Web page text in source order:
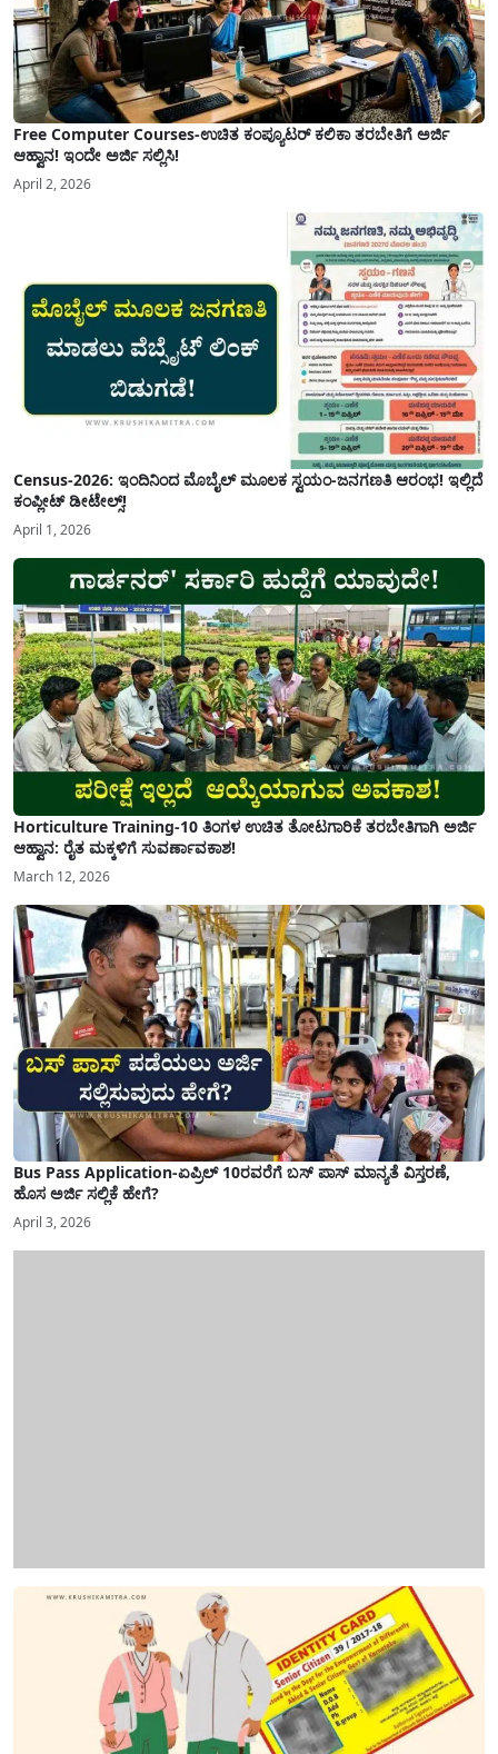
Free Computer Courses-ಉಚಿತ ಕಂಪ್ಯೂಟರ್ ಕಲಿಕಾ ತರಬೇತಿಗೆ ಅರ್ಜಿ
ಆಹ್ವಾನ! ಇಂದೇ ಅರ್ಜಿ ಸಲ್ಲಿಸಿ!
April 2, 2026
Census-2026: ಇಂದಿನಿಂದ ಮೊಬೈಲ್ ಮೂಲಕ ಸ್ವಯಂ-ಜನಗಣತಿ ಆರಂಭ! ಇಲ್ಲಿದೆ
ಕಂಪ್ಲೀಟ್ ಡೀಟೇಲ್ಸ್!
April 1, 2026
Horticulture Training-10 ತಿಂಗಳ ಉಚಿತ ತೋಟಗಾರಿಕೆ ತರಬೇತಿಗಾಗಿ ಅರ್ಜಿ
ಆಹ್ವಾನ: ರೈತ ಮಕ್ಕಳಿಗೆ ಸುವರ್ಣಾವಕಾಶ!
March 12, 2026
Bus Pass Application-ಏಪ್ರಿಲ್ 10ರವರೆಗೆ ಬಸ್ ಪಾಸ್ ಮಾನ್ಯತೆ ವಿಸ್ತರಣೆ,
ಹೊಸ ಅರ್ಜಿ ಸಲ್ಲಿಕೆ ಹೇಗೆ?
April 3, 2026